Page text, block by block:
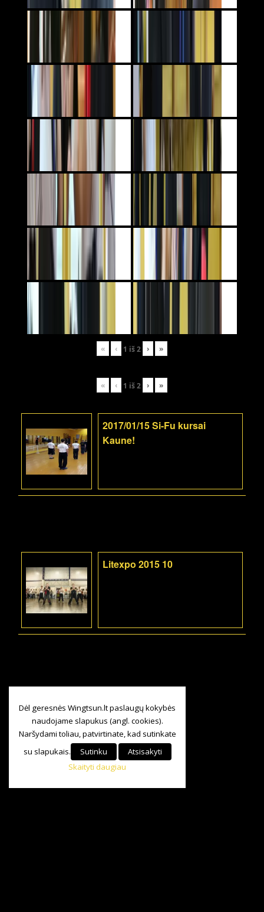
« ‹ 1 iš2 › »
« ‹ 1 iš2 › »
2017/01/15 Si-Fu kursai
Kaune!
Litexpo 2015 10
Dėl geresnės Wingtsun.lt paslaugų kokybės
naudojame slapukus (angl. cookies).
Naršydami toliau, patvirtinate, kad sutinkate
su slapukais.
Sutinku
Atsisakyti
Skaityti daugiau